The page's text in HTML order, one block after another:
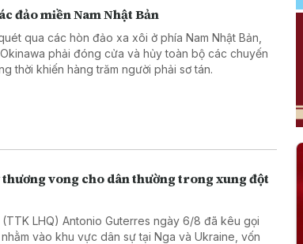
đảo miền Nam Nhật Bản
qua các hòn đảo xa xôi ở phía Nam Nhật Bản,
phải đóng cửa và hủy toàn bộ các chuyến
thời khiến hàng trăm người phải sơ tán.
vong cho dân thường trong xung đột
LHQ) Antonio Guterres ngày 6/8 đã kêu gọi
vào khu vực dân sự tại Nga và Ukraine, vốn